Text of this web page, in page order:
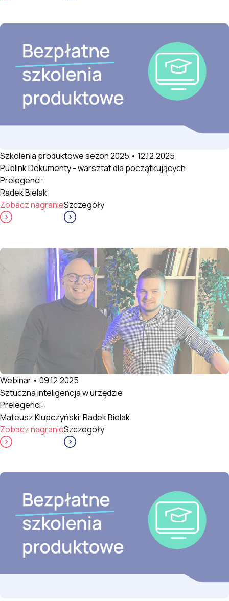
Szkolenia produktowe sezon 2025 • 12.12.2025
Publink Dokumenty - warsztat dla początkujących
Prelegenci:
Radek Bielak
Zobacz nagranieSzczegóły
Webinar • 09.12.2025
Sztuczna inteligencja w urzędzie
Prelegenci:
Mateusz Klupczyński, Radek Bielak
Zobacz nagranieSzczegóły